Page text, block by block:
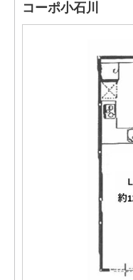
コーポ小石川